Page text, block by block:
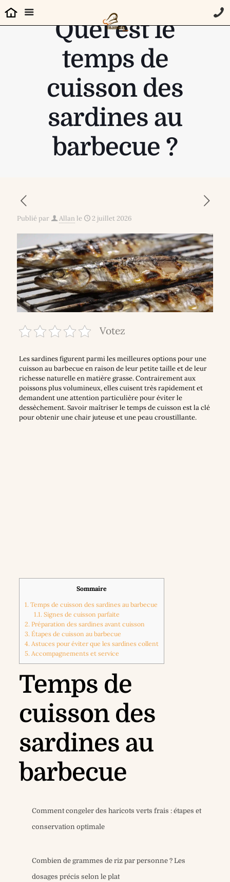
Quel est le
temps de
cuisson des
sardines au
barbecue ?
Publié par Allan le 2 juillet 2026
Votez
Les sardines figurent parmi les meilleures options pour une
cuisson au barbecue en raison de leur petite taille et de leur
richesse naturelle en matière grasse. Contrairement aux
poissons plus volumineux, elles cuisent très rapidement et
demandent une attention particulière pour éviter le
dessèchement. Savoir maîtriser le temps de cuisson est la clé
pour obtenir une chair juteuse et une peau croustillante.
Sommaire
1.Temps de cuisson des sardines au barbecue
1.1. Signes de cuisson parfaite
2.Préparation des sardines avant cuisson
3.Étapes de cuisson au barbecue
4.Astuces pour éviter que les sardines collent
5.Accompagnements et service
Temps de
cuisson des
sardines au
barbecue
Comment congeler des haricots verts frais : étapes et
conservation optimale
Combien de grammes de riz par personne ? Les
dosages précis selon le plat